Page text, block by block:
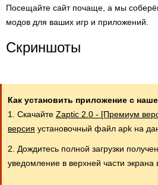
Посещайте сайт почаще, а мы
модов для ваших игр и приложений.
Скриншоты
Как установить приложение с
1. Скачайте Zaptic 2.0 - [Премиум
версия установочный файл apk на
2. Дождитесь полной загрузки
уведомление в верхней части экрана